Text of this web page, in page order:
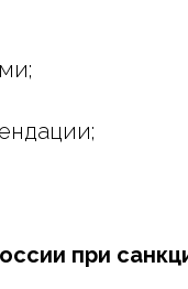
при